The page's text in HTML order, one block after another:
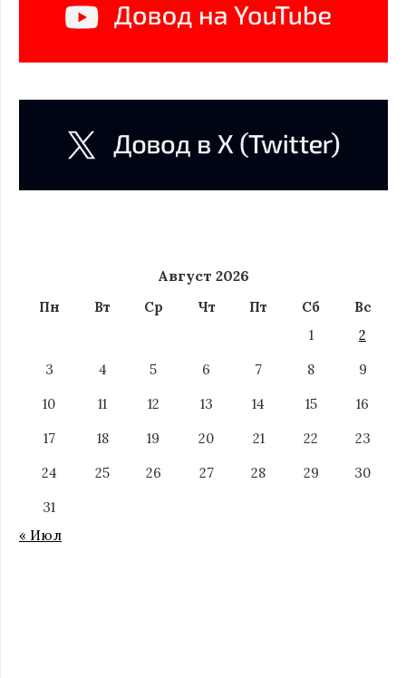
Август 2026
Пн Вт Ср Чт Пт Сб
Вс
1
2
3
4 5 6 7 8
9
10
11 12 13 14 15
16
17
18 19 20 21 22
23
24
25 26 27 28 29
30
31
« Июл